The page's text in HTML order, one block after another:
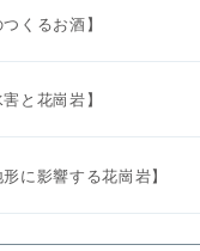
つくるお酒】
害と花崗岩】
形に影響する花崗岩】